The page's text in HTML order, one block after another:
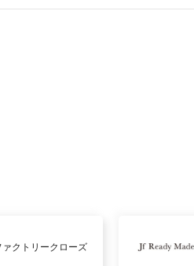
ァクトリークローズ